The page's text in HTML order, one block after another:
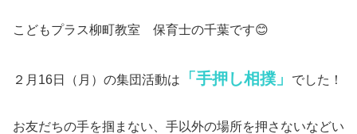
こどもプラス柳町教室 保育士の千葉です😊
２月16日（月）の集団活動は 「手押し相撲」 でした！
お友だちの手を掴まない、手以外の場所を押さないなどい